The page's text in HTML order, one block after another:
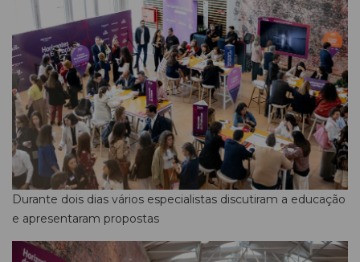
Durante dois dias vários especialistas discutiram a educação
e apresentaram propostas